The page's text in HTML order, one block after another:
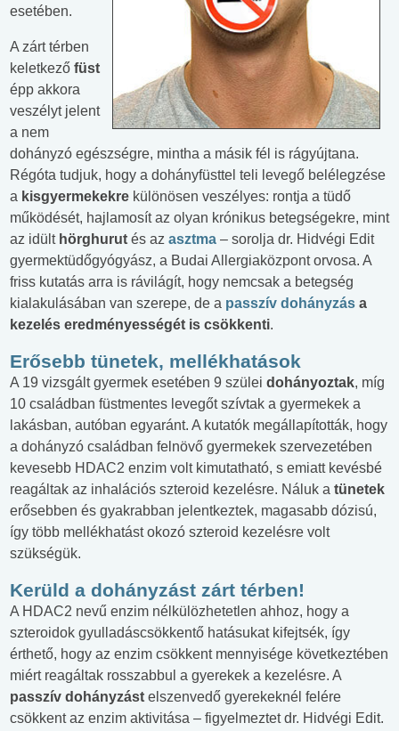
esetében.
A zárt térben
keletkező füst
épp akkora
veszélyt jelent
a nem
dohányzó egészségre, mintha a másik fél is rágyújtana.
Régóta tudjuk, hogy a dohányfüsttel teli levegő belélegzése
a kisgyermekekre különösen veszélyes: rontja a tüdő
működését, hajlamosít az olyan krónikus betegségekre, mint
az idült hörghurut és az asztma – sorolja dr. Hidvégi Edit
gyermektüdőgyógyász, a Budai Allergiaközpont orvosa. A
friss kutatás arra is rávilágít, hogy nemcsak a betegség
kialakulásában van szerepe, de a passzív dohányzás a
kezelés eredményességét is csökkenti.
Erősebb tünetek, mellékhatások
A 19 vizsgált gyermek esetében 9 szülei dohányoztak, míg
10 családban füstmentes levegőt szívtak a gyermekek a
lakásban, autóban egyaránt. A kutatók megállapították, hogy
a dohányzó családban felnövő gyermekek szervezetében
kevesebb HDAC2 enzim volt kimutatható, s emiatt kevésbé
reagáltak az inhalációs szteroid kezelésre. Náluk a tünetek
erősebben és gyakrabban jelentkeztek, magasabb dózisú,
így több mellékhatást okozó szteroid kezelésre volt
szükségük.
Kerüld a dohányzást zárt térben!
A HDAC2 nevű enzim nélkülözhetetlen ahhoz, hogy a
szteroidok gyulladáscsökkentő hatásukat kifejtsék, így
érthető, hogy az enzim csökkent mennyisége következtében
miért reagáltak rosszabbul a gyerekek a kezelésre. A
passzív dohányzást elszenvedő gyerekeknél felére
csökkent az enzim aktivitása – figyelmeztet dr. Hidvégi Edit.